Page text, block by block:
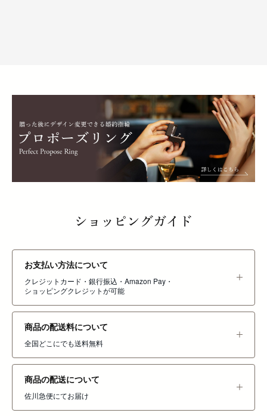
ショッピングガイド
お支払い方法について
クレジットカード・銀行振込・Amazon Pay・
ショッピングクレジットが可能
商品の配送料について
全国どこにでも送料無料
商品の配送について
佐川急便にてお届け